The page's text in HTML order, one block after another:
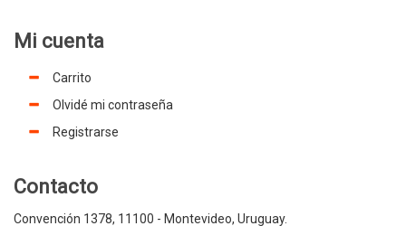
Mi cuenta
Carrito
Olvidé mi contraseña
Registrarse
Contacto
Convención 1378, 11100 - Montevideo, Uruguay.